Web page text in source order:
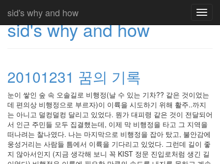
sid's why and how
sid's why and how
20101231 꿈의 기록
눈이 쌓인 숲 속 오솔길로 비행정(날 수 있는 기차?? 같은 것이었는
데 편의상 비행정으로 부르자)이 이륙을 시도하기 위해 활주..까지
는 아니고 덜컹덜컹 달리고 있었다. 뭔가 대피령 같은 것이 전달되어
서 인근 주민들 모두 집결했는데, 이제 막 비행정을 타고 그 지역을
떠나려는 찰나였다. 나는 마지막으로 비행정을 잡아 탔고, 불안감에
웅성거리는 사람들 틈에서 이륙을 기다리고 있었다. 그런데 길이 좋
지 않아서인지 (지금 생각해 보니 꼭 KIST 정문 진입로처럼 생긴 길